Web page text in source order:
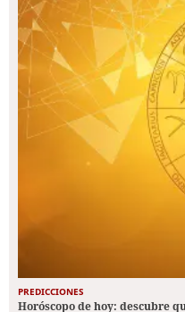
PREDICCIONES
Horóscopo de hoy: descubre